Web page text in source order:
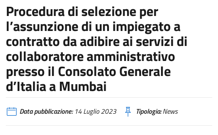
Procedura di selezione per
l’assunzione di un impiegato a
contratto da adibire ai servizi di
collaboratore amministrativo
presso il Consolato Generale
d’Italia a Mumbai
Data pubblicazione:14 Luglio 2023 Tipologia:News